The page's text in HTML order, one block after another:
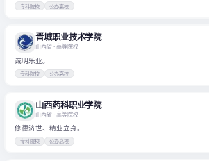
专科院校 公办高校
晋城职业技术学院
山西省· 高等院校
诚明乐业。
专科院校 公办高校
山西药科职业学院
山西省· 高等院校
修德济世、精业立身。
专科院校 公办高校